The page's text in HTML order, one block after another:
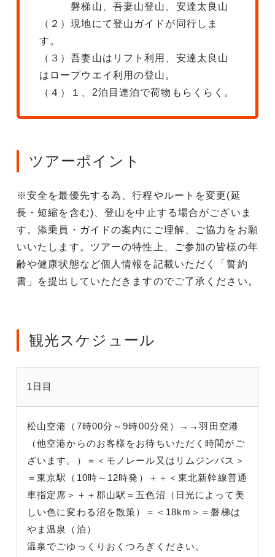
磐梯山、吾妻山登山、安達太良山
（２）現地にて登山ガイドが同行しま
す。
（３）吾妻山はリフト利用、安達太良山
はロープウエイ利用の登山。
（４）１、2泊目連泊で荷物もらくらく。
ツアーポイント
※安全を最優先する為、行程やルートを変更(延
長・短縮を含む)、登山を中止する場合がございま
す。添乗員・ガイドの案内にご理解、ご協力をお願
いいたします。ツアーの特性上、ご参加の皆様の年
齢や健康状態など個人情報を記載いただく「誓約
書」を提出していただきますのでご了承ください。
観光スケジュール
1日目
松山空港（7時00分～9時00分発）→→羽田空港
（他空港からのお客様をお待ちいただく時間がご
ざいます。）＝＜モノレール又はリムジンバス＞
＝東京駅（10時～12時発）＋＋＜東北新幹線普通
車指定席＞＋＋郡山駅＝五色沼（日光によって美
しい色に変わる沼を散策）＝＜18km＞＝磐梯は
やま温泉（泊）
温泉でごゆっくりおくつろぎください。